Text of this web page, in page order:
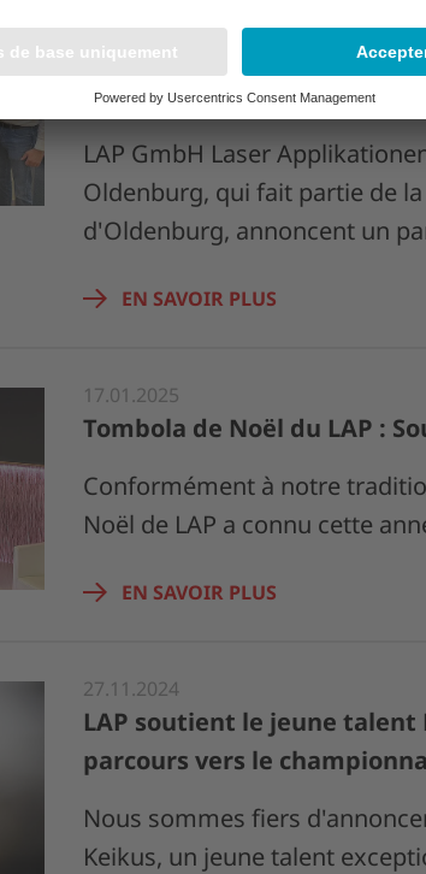
LAP GmbH Laser
d'Oldenburg concluent un
pour le développement de
LAP GmbH Laser
Oldenburg, qui fait partie de
d'Oldenburg, annoncent un
EN SAVOIR PLUS
17.01.2025
Tombola de Noël du LAP :
Conformément à notre
Noël de LAP a connu cette
EN SAVOIR PLUS
27.11.2024
LAP soutient le jeune talent
parcours vers le
Nous sommes fiers
Keikus, un jeune talent